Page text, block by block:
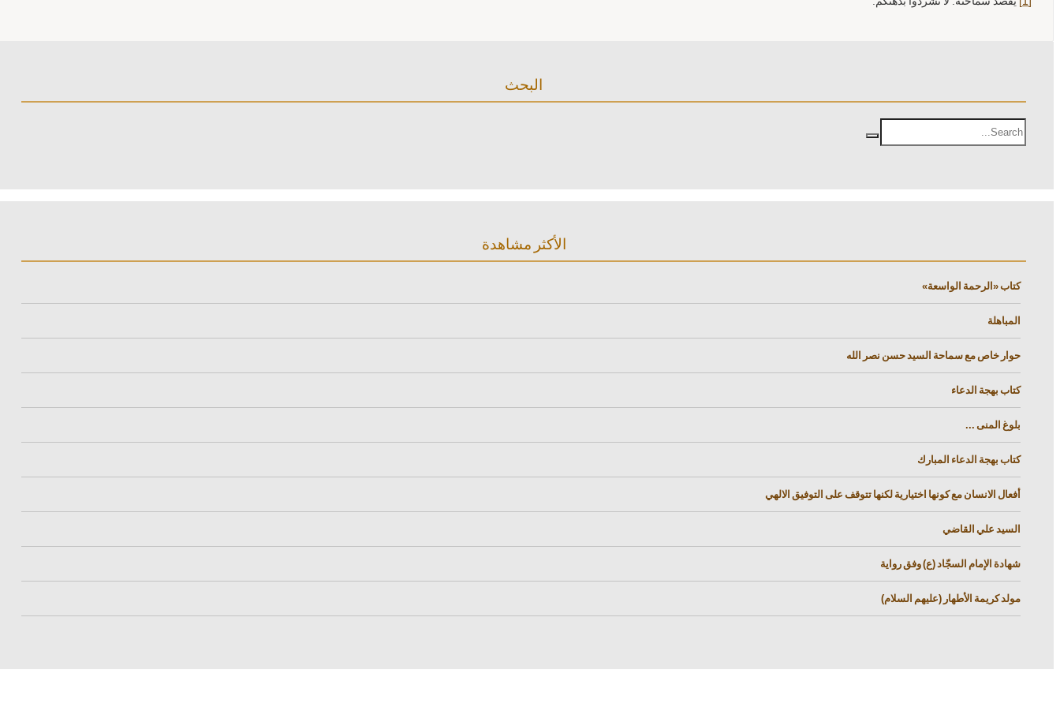
البحث
الأكثر مشاهدة
كتاب «الرحمة الواسعة»
المباهلة
حوار خاص مع سماحة السيد حسن نصر الله
كتاب بهجة الدعاء
بلوغ المنى ...
كتاب بهجة الدعاء المبارك
أفعال الانسان مع كونها اختيارية لكنها تتوقف على التوفيق الالهي
السيد علي القاضي
شهادة الإمام السجّاد (ع) وفق رواية
مولد كريمة الأطهار (عليهم السلام)